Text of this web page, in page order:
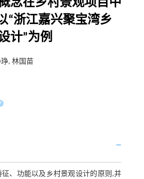
念在乡村景观项目中
浙江嘉兴聚宝湾乡
计”为例
, 林国苗
、功能以及乡村景观设计的原则,并